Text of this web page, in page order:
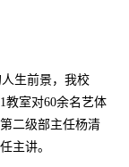
生前景，我校
教室对60余名艺体
二级部主任杨清
主讲。